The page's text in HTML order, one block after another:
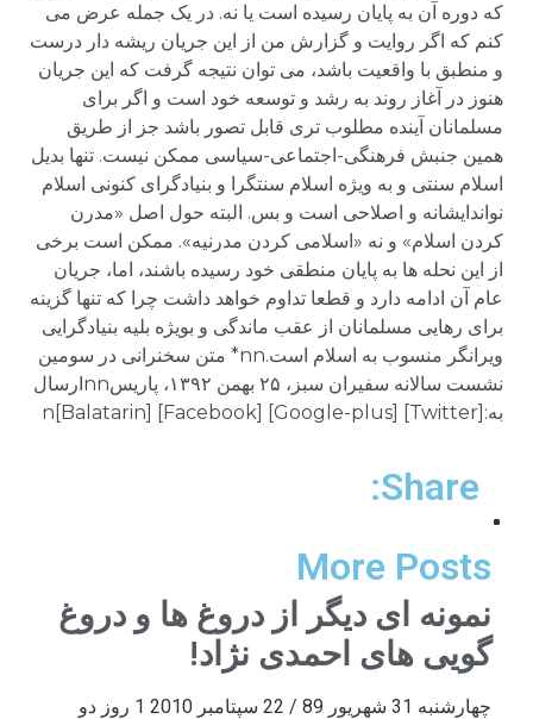
Share:
More Posts
نمونه ای دیگر از دروغ ها و دروغ
گویی های احمدی نژاد!
چهارشنبه 31 شهریور 89 / 22 سپتامبر 2010 1 روز دو